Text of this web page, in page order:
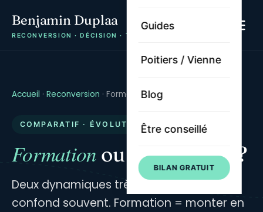
Benjamin Duplaa
RECONVERSION · DÉCISION · TRAJECTOIRE
Guides
Poitiers / Vienne
Blog
Être conseillé
BILAN GRATUIT
Accueil · Reconversion · Formation ou reconversion
COMPARATIF · ÉVOLUTION PRO
Formation ou reconversion ?
Deux dynamiques très différentes qu'on
confond souvent. Formation = monter en